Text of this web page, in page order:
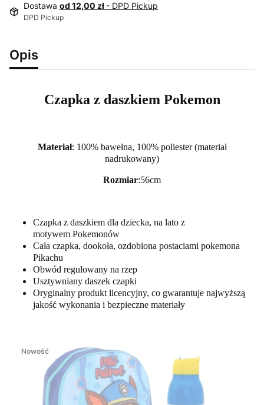
Dostawa od 12,00 zł - DPD Pickup
DPD Pickup
Opis
Czapka z daszkiem Pokemon
Materiał: 100% bawełna, 100% poliester (materiał
nadrukowany)
Rozmiar:56cm
Czapka z daszkiem dla dziecka, na lato z
motywem Pokemonów
Cała czapka, dookoła, ozdobiona postaciami pokemona
Pikachu
Obwód regulowany na rzep
Usztywniany daszek czapki
Oryginalny produkt licencyjny, co gwarantuje najwyższą
jakość wykonania i bezpieczne materiały
Nowość